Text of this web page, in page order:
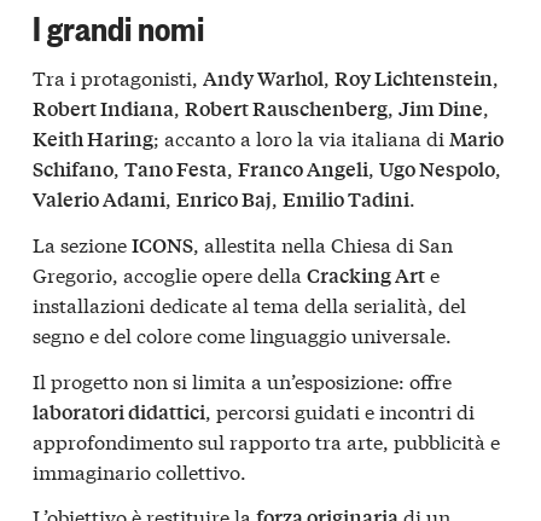
I grandi nomi
Tra i protagonisti, Andy Warhol, Roy Lichtenstein,
Robert Indiana, Robert Rauschenberg, Jim Dine,
Keith Haring; accanto a loro la via italiana di Mario
Schifano, Tano Festa, Franco Angeli, Ugo Nespolo,
Valerio Adami, Enrico Baj, Emilio Tadini.
La sezioneICONS, allestita nella Chiesa di San
Gregorio, accoglie opere della Cracking Arte
installazioni dedicate al tema della serialità, del
segno e del colore come linguaggio universale.
Il progetto non si limita a un’esposizione: offre
laboratori didattici , percorsi guidati e incontri di
approfondimento sul rapporto tra arte, pubblicità e
immaginario collettivo.